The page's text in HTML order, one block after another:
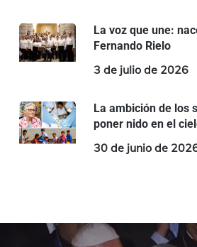
La voz que une:
Fernando Rielo
3 de julio de 2026
La ambición de los
poner nido en el
30 de junio de